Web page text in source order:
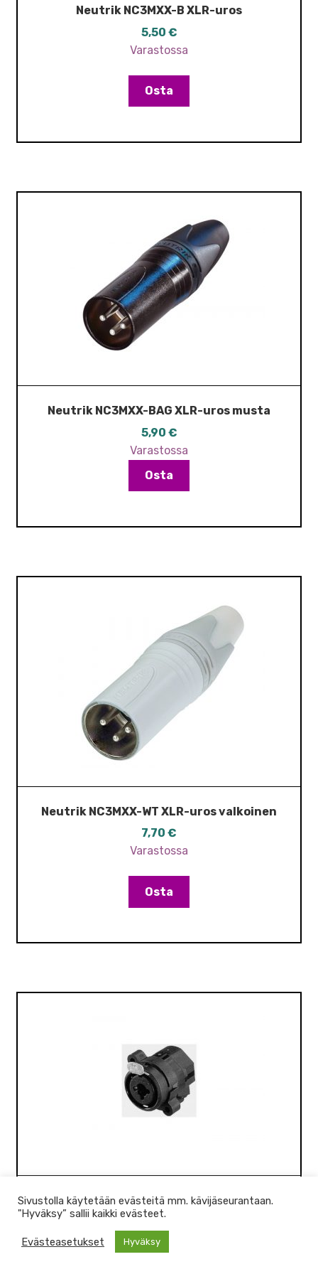
Neutrik NC3MXX-B XLR-uros
5,50 €
Varastossa
Osta
Neutrik NC3MXX-BAG XLR-uros musta
5,90 €
Varastossa
Osta
Neutrik NC3MXX-WT XLR-uros valkoinen
7,70 €
Varastossa
Osta
Neutrik NCJ6FIS TRS/XLR comboliitin
Varastossa
Sivustolla käytetään evästeitä mm. kävijäseurantaan.
"Hyväksy” sallii kaikki evästeet.
Evästeasetukset Hyväksy